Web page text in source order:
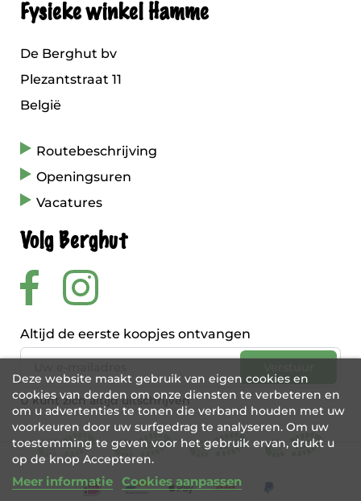
Fysieke winkel Hamme
De Berghut bv
Plezantstraat 11
België
Routebeschrijving
Openingsuren
Vacatures
Volg Berghut
Altijd de eerste koopjes ontvangen
U kunt zich altijd uitschrijven
Deze website maakt gebruik van eigen cookies en
cookies van derden om onze diensten te verbeteren en
om u advertenties te tonen die verband houden met uw
voorkeuren door uw surfgedrag te analyseren. Om uw
toestemming te geven voor het gebruik ervan, drukt u
op de knop Accepteren.
Meer informatie Cookies aanpassen